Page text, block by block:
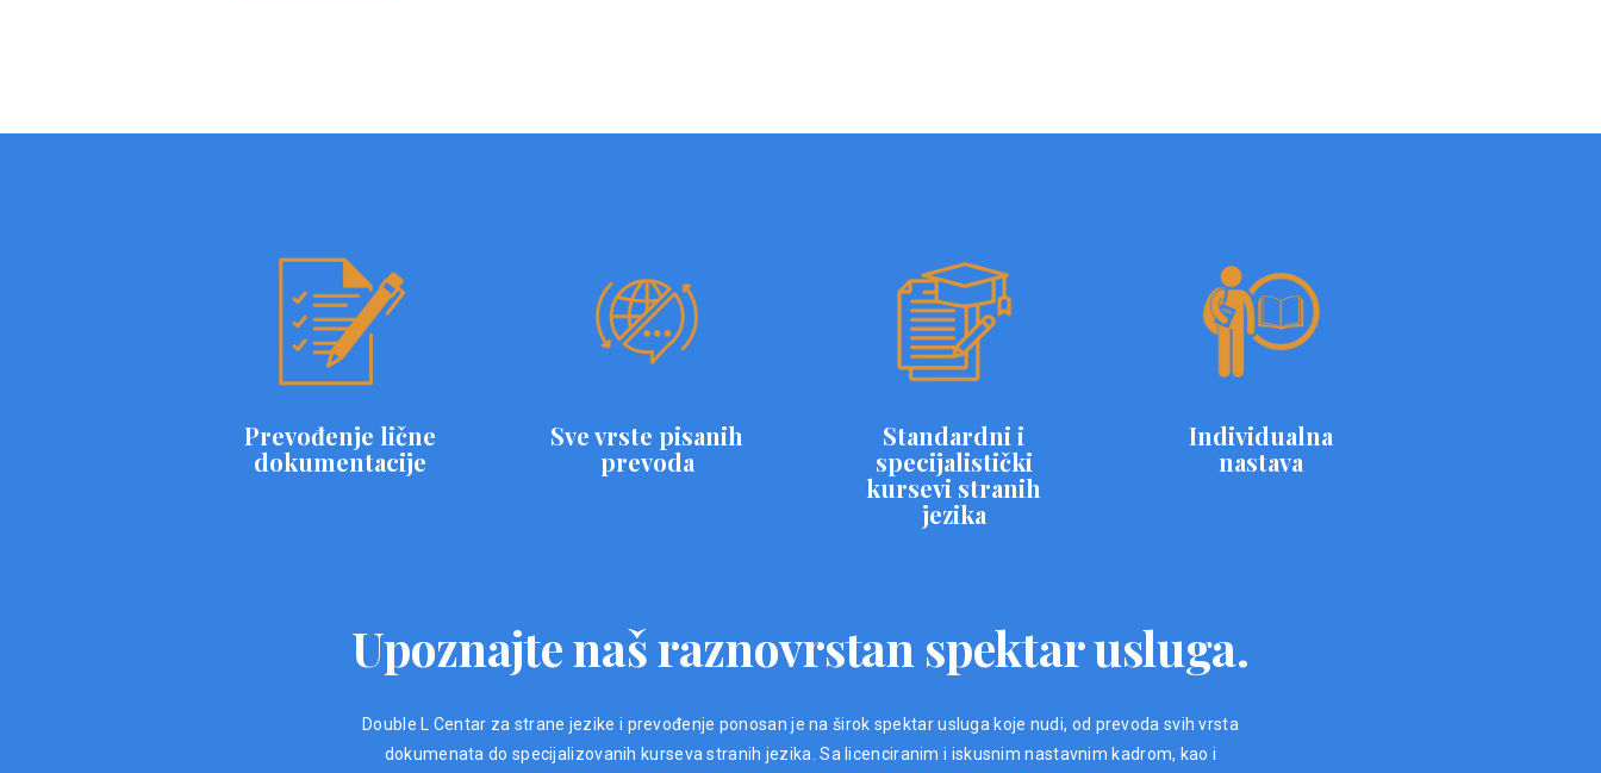
Prevođenje lične
dokumentacije
Sve vrste pisanih
prevoda
Standardni i
specijalistički
kursevi stranih
jezika
Individualna
nastava
Upoznajte naš raznovrstan spektar usluga.
Double L Centar za strane jezike i prevođenje ponosan je na širok spektar usluga koje nudi, od prevoda svih vrsta
dokumenata do specijalizovanih kurseva stranih jezika. Sa licenciranim i iskusnim nastavnim kadrom, kao i